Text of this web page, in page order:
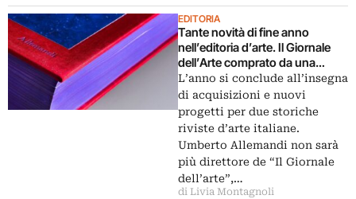
EDITORIA
Tante novità di fine anno
nell’editoria d’arte. Il Giornale
dell’Arte comprato da una
banca, la rivista Segno va in
Spagna
L’anno si conclude all’insegna
di acquisizioni e nuovi
progetti per due storiche
riviste d’arte italiane.
Umberto Allemandi non sarà
più direttore de “Il Giornale
dell’arte”,…
di Livia Montagnoli